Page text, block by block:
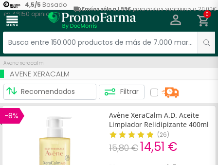
4,5/5 Basado
en48150 opiniones
Envíos sólo a 1,99€para cestas superiores a 20,00€
menu 0
Avene xeracalm
AVENE XERACALM
Filtrar
-8%
Avène XeraCalm A.D. Aceite
Limpiador Relidipizante 400ml
(26)
15,80 €14,51 €